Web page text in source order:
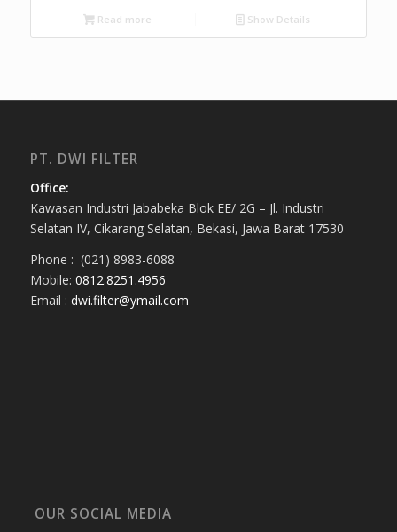
Read more Show Details
PT. DWI FILTER
Office:
Kawasan Industri Jababeka Blok EE/ 2G – Jl. Industri
Selatan IV, Cikarang Selatan, Bekasi, Jawa Barat 17530
Phone : (021) 8983-6088
Mobile: 0812.8251.4956
Email : dwi.filter@ymail.com
OUR SOCIAL MEDIA